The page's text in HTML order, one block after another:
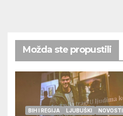
Možda ste propustili
BIH I REGIJA LJUBUŠKI NOVOSTI